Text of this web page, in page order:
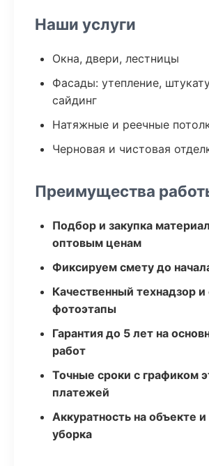
Наши услуги
Окна, двери, лестницы
Фасады: утепление,
сайдинг
Натяжные и реечные
Черновая и чистовая
Преимущества
Подбор и закупка
оптовым ценам
Фиксируем смету до
Качественный технадзор
фотоэтапы
Гарантия до 5 лет на
работ
Точные сроки с графиком
платежей
Аккуратность на объекте
уборка